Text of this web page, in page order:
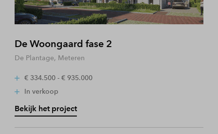
De Woongaard fase 2
De Plantage, Meteren
€ 334.500 - € 935.000
In verkoop
Bekijk het project